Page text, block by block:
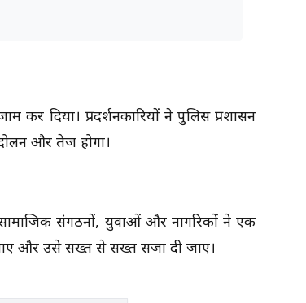
दिया। प्रदर्शनकारियों ने पुलिस प्रशासन
और तेज होगा।
संगठनों, युवाओं और नागरिकों ने एक
और उसे सख्त से सख्त सजा दी जाए।